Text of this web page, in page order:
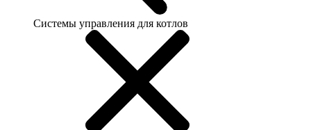
Системы управления для котлов